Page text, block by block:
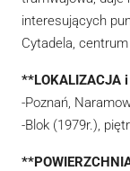
interesujących
Cytadela,
**LOKALIZACJA
-Poznań,
-Blok (1979r.),